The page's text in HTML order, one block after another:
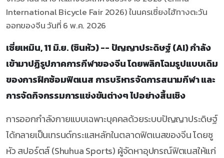
International Bicycle Fair 2026) ในนครเซี่ยงไฮ้ทางตะวัน
ออกของจีน วันที่ 6 พ.ค. 2026
เซี่ยเหมิน, 11 มิ.ย. (ซินหัว) -- ปัญญาประดิษฐ์ (AI) กำลัง
เข้ามาปฏิรูปภาคการกีฬาของจีน โดยพลิกโฉมรูปแบบเดิม
ของการฝึกซ้อมฟิตเนส การบริหารจัดการสนามกีฬา และ
การจัดกิจกรรมการแข่งขันต่างๆ ไปอย่างสิ้นเชิง
การออกกำลังกายแบบเฉพาะบุคคลด้วยระบบปัญญาประดิษฐ์
ได้กลายเป็นเทรนด์กระแสหลักในตลาดฟิตเนสของจีน โดยซู
หัว สปอร์ตส์ (Shuhua Sports) ผู้จัดหาอุปกรณ์ฟิตเนสให้แก่